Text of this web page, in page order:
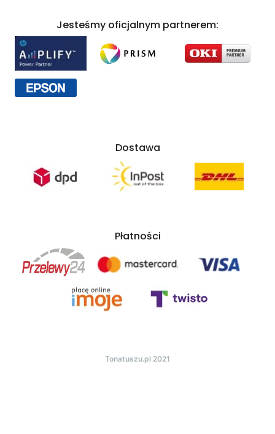
Jesteśmy oficjalnym partnerem:
Dostawa
Płatności
Tonatuszu.pl 2021